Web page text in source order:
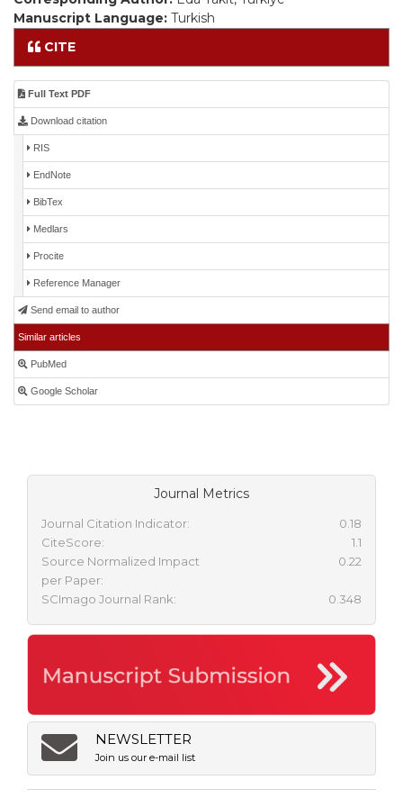
Manuscript Language: Turkish
CITE
Full Text PDF
Download citation
RIS
EndNote
BibTex
Medlars
Procite
Reference Manager
Send email to author
Similar articles
PubMed
Google Scholar
Journal Metrics
Journal Citation Indicator:
0.18
CiteScore:
1.1
Source Normalized Impact
per Paper:
0.22
SCImago Journal Rank: 0.348
NEWSLETTER
Join us our e-mail list